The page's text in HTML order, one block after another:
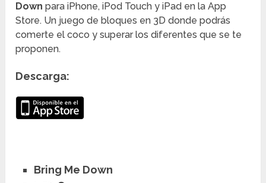
Down para iPhone, iPod Touch y iPad en la App
Store. Un juego de bloques en 3D donde podrás
comerte el coco y superar los diferentes que se te
proponen.
Descarga:
Bring Me Down